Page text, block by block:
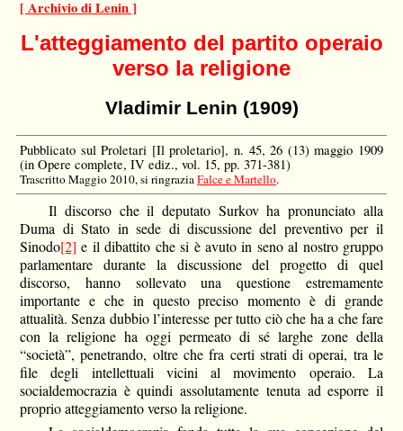
[ Archivio di Lenin ]
L'atteggiamento del partito operaio
verso la religione
Vladimir Lenin (1909)
Pubblicato sul Proletari [Il proletario], n. 45, 26 (13) maggio 1909
(in Opere complete, IV ediz., vol. 15, pp. 371-381)
Trascritto Maggio 2010, si ringraziaFalce e Martello.
Il discorso che il deputato Surkov ha pronunciato alla
Duma di Stato in sede di discussione del preventivo per il
Sinodo[2] e il dibattito che si è avuto in seno al nostro gruppo
parlamentare durante la discussione del progetto di quel
discorso, hanno sollevato una questione estremamente
importante e che in questo preciso momento è di grande
attualità. Senza dubbio l’interesse per tutto ciò che ha a che fare
con la religione ha oggi permeato di sé larghe zone della
“società”, penetrando, oltre che fra certi strati di operai, tra le
file degli intellettuali vicini al movimento operaio. La
socialdemocrazia è quindi assolutamente tenuta ad esporre il
proprio atteggiamento verso la religione.